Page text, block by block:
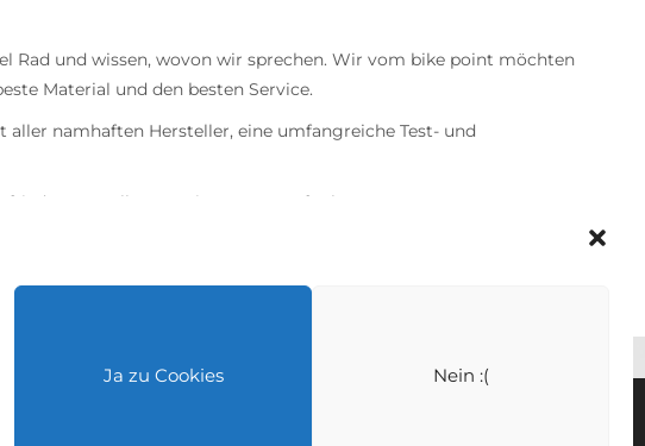
Ja zu Cookies Nein :(
Rad und wissen, wovon wir sprechen. Wir vom bike point möchten
Material und den besten Service.
namhaften Hersteller, eine umfangreiche Test- und
zu stellen. Das ist unsere Aufgabe.